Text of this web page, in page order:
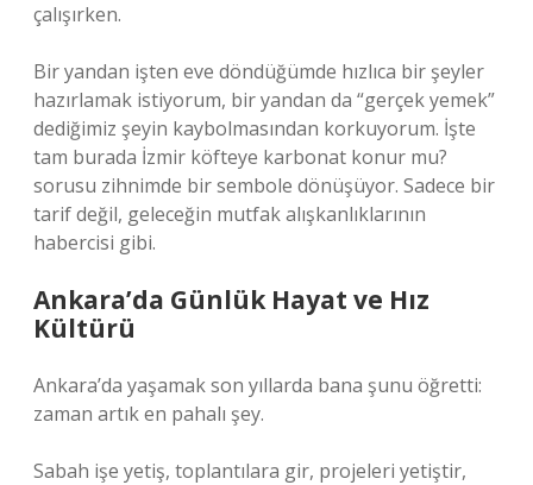
çalışırken.
Bir yandan işten eve döndüğümde hızlıca bir şeyler
hazırlamak istiyorum, bir yandan da “gerçek yemek”
dediğimiz şeyin kaybolmasından korkuyorum. İşte
tam burada İzmir köfteye karbonat konur mu?
sorusu zihnimde bir sembole dönüşüyor. Sadece bir
tarif değil, geleceğin mutfak alışkanlıklarının
habercisi gibi.
Ankara’da Günlük Hayat ve Hız
Kültürü
Ankara’da yaşamak son yıllarda bana şunu öğretti:
zaman artık en pahalı şey.
Sabah işe yetiş, toplantılara gir, projeleri yetiştir,